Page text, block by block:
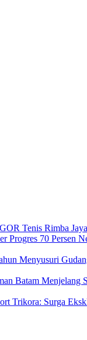
Tenis Rimba
Menyusuri
Menjelang
Trikora: Surga